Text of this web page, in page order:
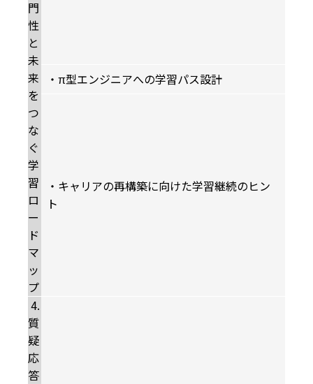
門
性
と
未
来
を
つ
な
ぐ
学
習
ロ
ー
ド
マ
ッ
プ
・π型エンジニアへの学習パス設計
・キャリアの再構築に向けた学習継続のヒン
ト
4.
質
疑
応
答